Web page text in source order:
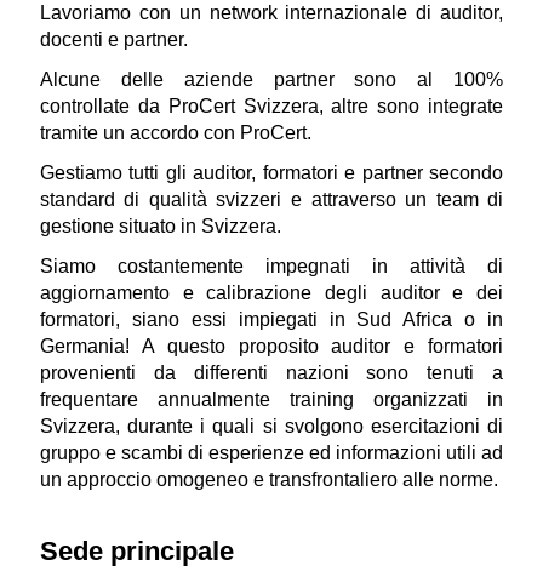
Lavoriamo con un network internazionale di auditor,
docenti e partner.
Alcune delle aziende partner sono al 100%
controllate da ProCert Svizzera, altre sono integrate
tramite un accordo con ProCert.
Gestiamo tutti gli auditor, formatori e partner secondo
standard di qualità svizzeri e attraverso un team di
gestione situato in Svizzera.
Siamo costantemente impegnati in attività di
aggiornamento e calibrazione degli auditor e dei
formatori, siano essi impiegati in Sud Africa o in
Germania! A questo proposito auditor e formatori
provenienti da differenti nazioni sono tenuti a
frequentare annualmente training organizzati in
Svizzera, durante i quali si svolgono esercitazioni di
gruppo e scambi di esperienze ed informazioni utili ad
un approccio omogeneo e transfrontaliero alle norme.
Sede principale